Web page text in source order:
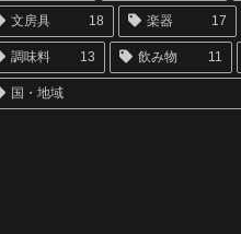
文房具 18 楽器 17
調味料 13 飲み物 11
国・地域